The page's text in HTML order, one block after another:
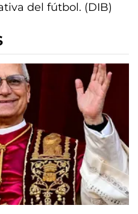
del fútbol. (DIB)